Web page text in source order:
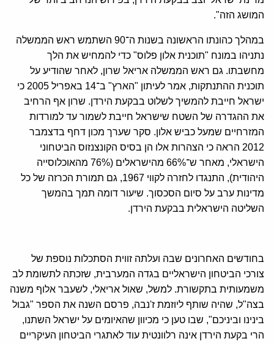
המושג הזה".
במהלך כהונתו הראשונה בשנות ה־90 השתמש ראש הממשלה
נתניהו במונח "תוכנית אלון פלוס" כדי להמחיש את הלך
מחשבתו. גם ראש הממשלה אריאל שרון, לאחר שהודיע על
תוכנית ההתנתקות, אמר לעיתון "הארץ" ב־14 באפריל 2005 כי
ישראל חייבת להמשיך לשלוט בבקעת הירדן. שרון אף הרחיב
את ההגדרה של השטח שישראל חייבת לשמור עד למורדות
המזרחיים שמעל כביש אלון. סקר שערך מכון דחף בדצמבר
2012 הראה כי הצהרות אלו הן בסיס הקונצנזוס הביטחוני
הישראלי, מאחר ש־66% מהישראלים (76% מהאוכלוסייה
היהודית), התנגדו לחזרה לקווי 1967, גם תמורת הכרזה של כל
מדינות ערב על סיום הסכסוך. שיעור דומה תמך בהמשך
השליטה הישראלית בבקעת הירדן.
בחודשים האחרונים שבה ועלתה זווית הסתכלות נוספת של
צורכי הביטחון הישראליים בגדה המערבית, שזכתה לתשומת לב
משמעותית בתקשורת. למשל, שאול אריאלי, לשעבר אלוף משנה
בצה"ל, שהיה שותף ליוזמת ז'נבה, פרסם השנה את הספר "גבול
בינינו וביניכם", שבו טען כי מכיוון שהאיומים על ישראל השתנו,
הרי בקעת הירדן אינה רלוונטית עוד לאתגרי הביטחון העיקריים